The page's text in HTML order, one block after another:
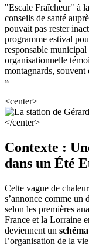
"Escale Fraîcheur" à
conseils de santé
pouvait pas rester
programme estival
responsable
organisationnelle
montagnards, souvent
»
<center>
</center>
Contexte :
dans un Été
Cette vague de
s’annonce comme un
selon les premières
France et la Lorraine
deviennent un
l’organisation de la